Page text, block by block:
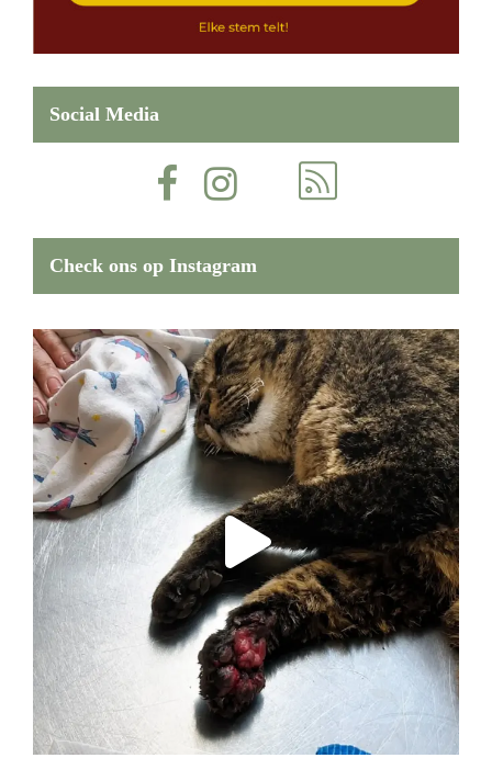
Social Media
Check ons op Instagram